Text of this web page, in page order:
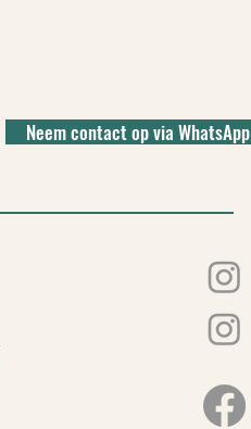
Neem contact op via WhatsApp